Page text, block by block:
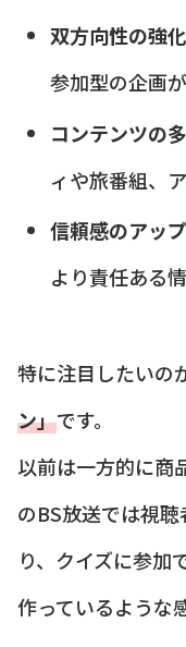
双方向性の強化
参加型の企画
コンテンツの
ィや旅番組、
信頼感のアップ
より責任ある
特に注目したいの
ン」です。
以前は一方的に商
のBS放送では視
り、クイズに参加
作っているような